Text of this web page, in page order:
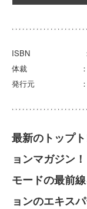
ISBN ：
体裁 ： A４
発行元 ： TO
最新のトップ
ョンマガジン！
モードの最前
ョンのエキス